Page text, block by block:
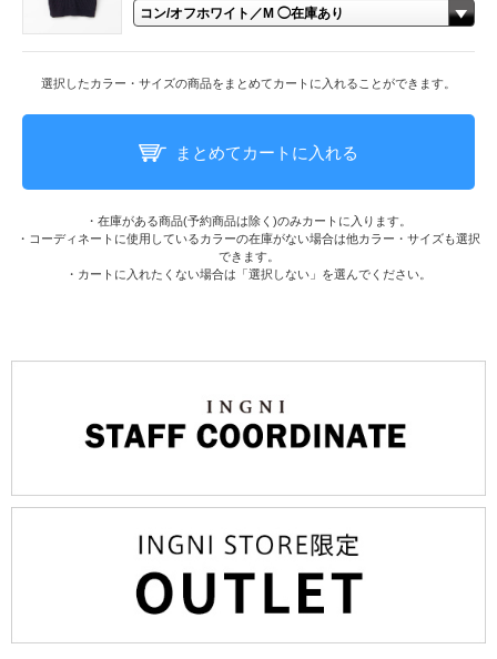
選択したカラー・サイズの商品をまとめてカートに入れることができます。
まとめてカートに入れる
・在庫がある商品(予約商品は除く)のみカートに入ります。
・コーディネートに使用しているカラーの在庫がない場合は他カラー・サイズも選択
できます。
・カートに入れたくない場合は「選択しない」を選んでください。